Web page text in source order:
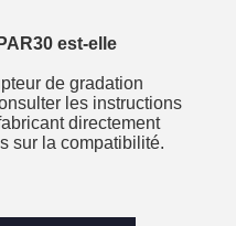
est-elle
de gradation
les instructions
directement
sur la compatibilité.